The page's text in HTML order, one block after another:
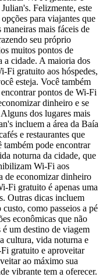
Felizmente, este
para viajantes que
mais fáceis de
seu próprio
muitos pontos de
a cidade. A maioria dos
Fi gratuito aos hóspedes,
esteja. Você também
pontos de Wi-Fi
dinheiro e se
dos lugares mais
incluem a área da Baía
e restaurantes que
pode encontrar
noturna da cidade, que
Wi-Fi aos
de economizar dinheiro
Fi gratuito é apenas uma
Outras dicas incluem
como passeios a pé
econômicas que não
um destino de viagem
cultura, vida noturna e
gratuito e aproveitar
ao máximo sua
vibrante tem a oferecer.